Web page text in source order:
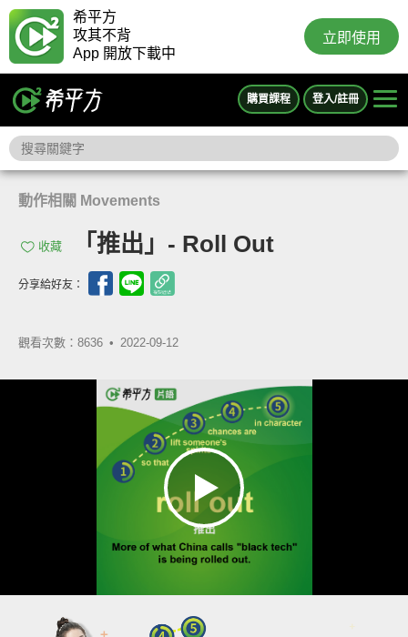
希平方
攻其不背
App 開放下載中
立即使用
購買課程 登入/註冊
動作相關 Movements
收藏 「推出」- Roll Out
分享給好友：
觀看次數：8636 • 2022-09-12